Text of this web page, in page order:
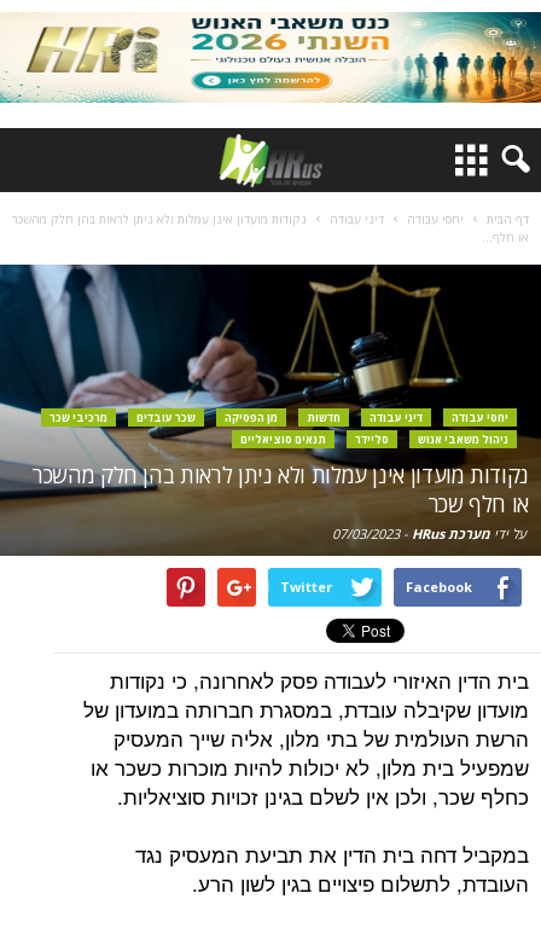
דף הבית יחסי עבודה דיני עבודה
נקודות מועדון אינן עמלות ולא ניתן לראות בהן חלק מהשכר
או חלף...
יחסי עבודה דיני עבודה חדשות מן הפסיקה שכר עובדים
מרכיבי שכר
ניהול משאבי אנוש
סליידר תנאים סוציאליים
נקודות מועדון אינן עמלות ולא ניתן לראות בהן חלק מהשכר
או חלף שכר
על ידי מערכת HRus -
07/03/2023
Facebook
Twitter
בית הדין האיזורי לעבודה פסק לאחרונה, כי נקודות
מועדון שקיבלה עובדת, במסגרת חברותה במועדון של
הרשת העולמית של בתי מלון, אליה שייך המעסיק
שמפעיל בית מלון, לא יכולות להיות מוכרות כשכר או
כחלף שכר, ולכן אין לשלם בגינן זכויות סוציאליות.
במקביל דחה בית הדין את תביעת המעסיק נגד
העובדת, לתשלום פיצויים בגין לשון הרע.